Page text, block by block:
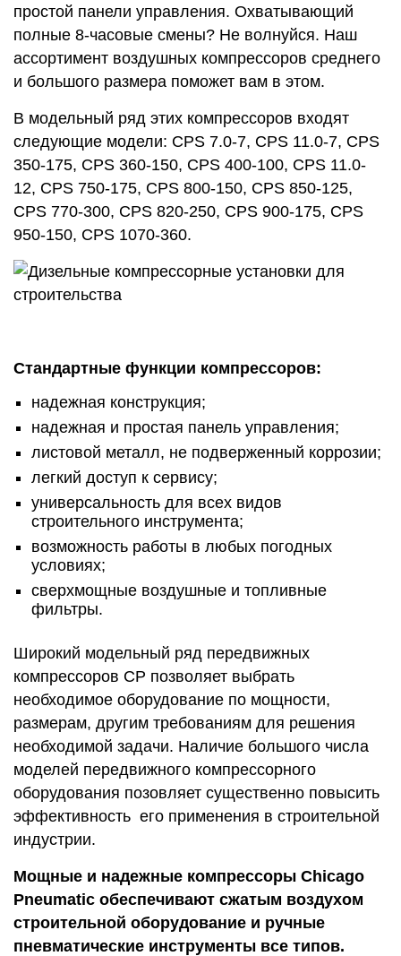
простой панели управления. Охватывающий
полные 8-часовые смены? Не волнуйся. Наш
ассортимент воздушных компрессоров среднего
и большого размера поможет вам в этом.
В модельный ряд этих компрессоров входят
следующие модели: CPS 7.0-7, CPS 11.0-7, CPS
350-175, CPS 360-150, CPS 400-100, CPS 11.0-
12, CPS 750-175, CPS 800-150, CPS 850-125,
CPS 770-300, CPS 820-250, CPS 900-175, CPS
950-150, CPS 1070-360.
Стандартные функции компрессоров:
надежная конструкция;
надежная и простая панель управления;
листовой металл, не подверженный коррозии;
легкий доступ к сервису;
универсальность для всех видов
строительного инструмента;
возможность работы в любых погодных
условиях;
сверхмощные воздушные и топливные
фильтры.
Широкий модельный ряд передвижных
компрессоров CP позволяет выбрать
необходимое оборудование по мощности,
размерам, другим требованиям для решения
необходимой задачи. Наличие большого числа
моделей передвижного компрессорного
оборудования позовляет существенно повысить
эффективность его применения в строительной
индустрии.
Мощные и надежные компрессоры Chicago
Pneumatic обеспечивают сжатым воздухом
строительной оборудование и ручные
пневматические инструменты все типов.